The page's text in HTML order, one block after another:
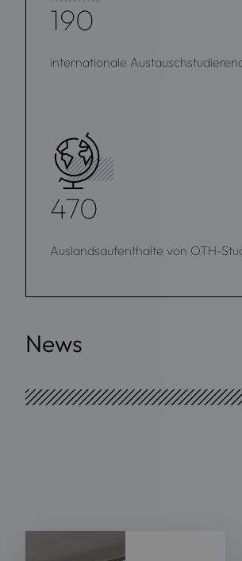
190
internationale
470
Auslandsaufenthalte von OTH-
News